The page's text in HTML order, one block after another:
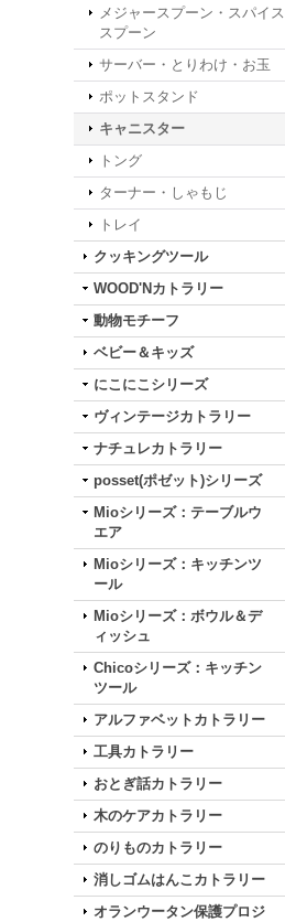
メジャースプーン・スパイス
スプーン
サーバー・とりわけ・お玉
ポットスタンド
キャニスター
トング
ターナー・しゃもじ
トレイ
クッキングツール
WOOD'Nカトラリー
動物モチーフ
ベビー＆キッズ
にこにこシリーズ
ヴィンテージカトラリー
ナチュレカトラリー
posset(ポゼット)シリーズ
Mioシリーズ：テーブルウ
エア
Mioシリーズ：キッチンツ
ール
Mioシリーズ：ボウル＆デ
ィッシュ
Chicoシリーズ：キッチン
ツール
アルファベットカトラリー
工具カトラリー
おとぎ話カトラリー
木のケアカトラリー
のりものカトラリー
消しゴムはんこカトラリー
オランウータン保護プロジ